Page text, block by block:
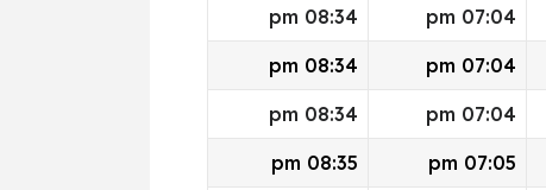
07:04 pm
08:34 pm
07:04 pm
08:34 pm
07:04 pm
08:34 pm
07:05 pm
08:35 pm